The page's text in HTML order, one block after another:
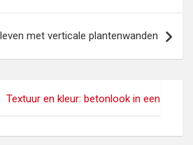
met verticale plantenwanden
Textuur en kleur: betonlook in een